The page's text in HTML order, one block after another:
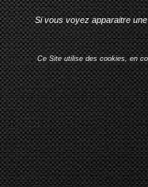
Si vous voyez apparaitre
Ce Site utilise des cookies, en